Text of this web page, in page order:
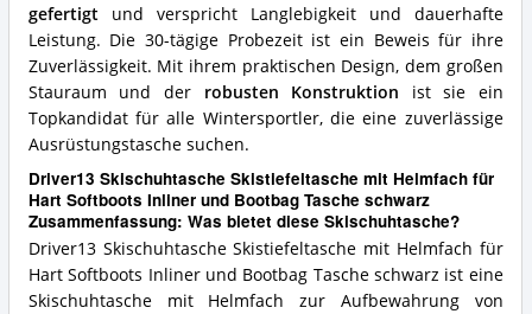
gefertigt und verspricht Langlebigkeit und dauerhafte
Leistung. Die 30-tägige Probezeit ist ein Beweis für ihre
Zuverlässigkeit. Mit ihrem praktischen Design, dem großen
Stauraum und der robusten Konstruktion ist sie ein
Topkandidat für alle Wintersportler, die eine zuverlässige
Ausrüstungstasche suchen.
Driver13 Skischuhtasche Skistiefeltasche mit Helmfach für
Hart Softboots Inliner und Bootbag Tasche schwarz
Zusammenfassung: Was bietet diese Skischuhtasche?
Driver13 Skischuhtasche Skistiefeltasche mit Helmfach für
Hart Softboots Inliner und Bootbag Tasche schwarz ist eine
Skischuhtasche mit Helmfach zur Aufbewahrung von